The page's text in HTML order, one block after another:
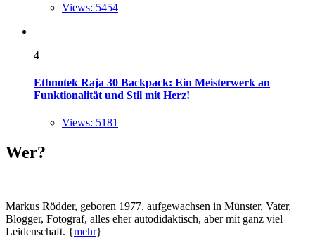
Views: 5454
4
Ethnotek Raja 30 Backpack: Ein Meisterwerk an
Funktionalität und Stil mit Herz!
Views: 5181
Wer?
Markus Rödder, geboren 1977, aufgewachsen in Münster, Vater,
Blogger, Fotograf, alles eher autodidaktisch, aber mit ganz viel
Leidenschaft. {mehr}